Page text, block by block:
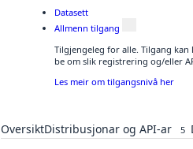
Datasett
Allmenn tilgang
Tilgjengeleg for alle. Tilgang
be om slik registrering og/eller
Les meir om tilgangsnivå her
OversiktDistribusjonar og API-ar 5